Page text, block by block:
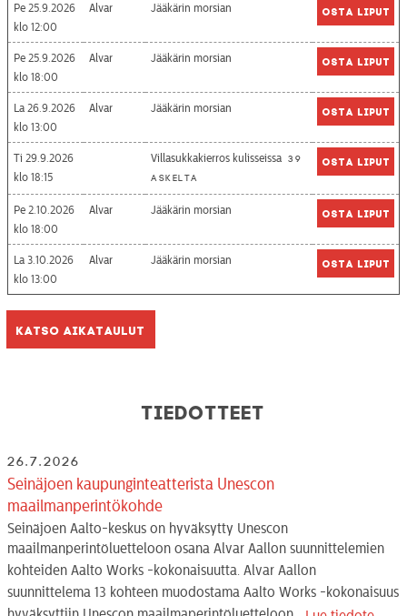
Pe 25.9.2026
12:00
Alvar Jääkärin morsian Osta liput
Pe 25.9.2026
18:00
Alvar Jääkärin morsian Osta liput
La 26.9.2026
13:00
Alvar Jääkärin morsian Osta liput
Ti 29.9.2026
18:15
Villasukkakierros kulisseissa 39
askelta
Osta liput
Pe 2.10.2026
18:00
Alvar Jääkärin morsian Osta liput
La 3.10.2026
13:00
Alvar Jääkärin morsian Osta liput
Katso aikataulut
Tiedotteet
26.7.2026
Seinäjoen kaupunginteatterista Unescon
maailmanperintökohde
Seinäjoen Aalto-keskus on hyväksytty Unescon
maailmanperintöluetteloon osana Alvar Aallon suunnittelemien
kohteiden Aalto Works -kokonaisuutta. Alvar Aallon
suunnittelema 13 kohteen muodostama Aalto Works -kokonaisuus